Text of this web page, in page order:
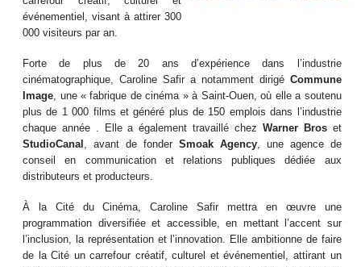
événementiel, visant à attirer 300
000 visiteurs par an.
Forte de plus de 20 ans d’expérience dans l’industrie
cinématographique, Caroline Safir a notamment dirigé Commune
Image, une « fabrique de cinéma » à Saint-Ouen, où elle a soutenu
plus de 1 000 films et généré plus de 150 emplois dans l’industrie
chaque année . Elle a également travaillé chez Warner Broset
StudioCanal , avant de fonder Smoak Agency, une agence de
conseil en communication et relations publiques dédiée aux
distributeurs et producteurs.
À la Cité du Cinéma, Caroline Safir mettra en œuvre une
programmation diversifiée et accessible, en mettant l’accent sur
l’inclusion, la représentation et l’innovation. Elle ambitionne de faire
de la Cité un carrefour créatif, culturel et événementiel, attirant un